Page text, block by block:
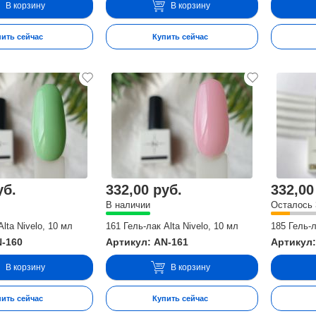
В корзину
сейчас
В корзину
Купить сейчас
Nivelo, 10 мл
160
В корзину
сейчас
332,00 руб.
В наличии
161 Гель-лак Alta Nivelo, 10 мл
Артикул: AN-161
В корзину
Купить сейчас
Осталось
185 Гель-